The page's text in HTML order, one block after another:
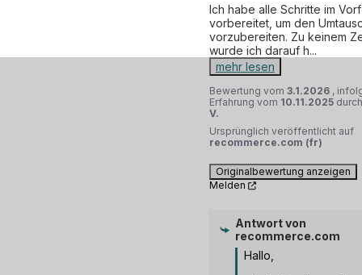
Ich habe alle Schritte im
vorbereitet, um den
vorzubereiten. Zu keinem
wurde ich darauf h...
mehr lesen
Bewertung vom 3.1.2026 ,
Erfahrung vom 10.11.2025
V.
Ursprünglich veröffentlicht auf
recommerce.com (fr)
Originalbewertung anzeigen
Melden
Antwort von
recommerce.com
Hallo,